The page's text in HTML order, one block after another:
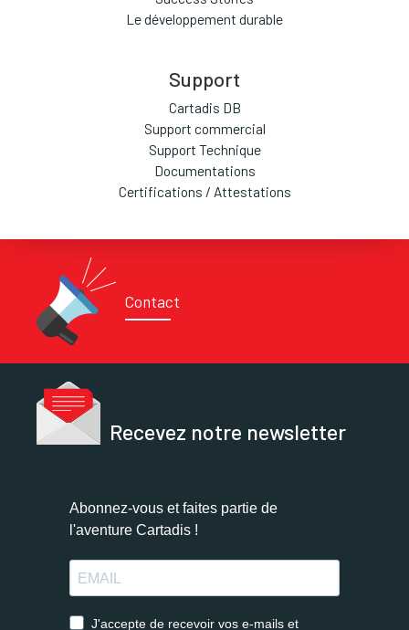
Le développement durable
Support
Cartadis DB
Support commercial
Support Technique
Documentations
Certifications / Attestations
Contact
Recevez notre newsletter